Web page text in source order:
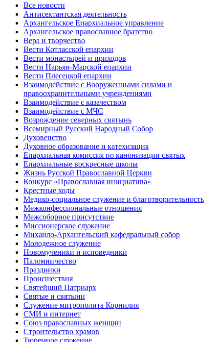
Все новости
Антисектантская деятельность
Архангельское Епархиальное управление
Архангельское православное братство
Вера и творчество
Вести Котласской епархии
Вести монастырей и приходов
Вести Нарьян-Марской епархии
Вести Плесецкой епархии
Взаимодействие с Вооруженными силами и
правоохранительными учреждениями
Взаимодействие с казачеством
Взаимодействие с МЧС
Возрождение северных святынь
Всемирный Русский Народный Собор
Духовенство
Духовное образование и катехизация
Епархиальная комиссия по канонизации святых
Епархиальные воскресные школы
Жизнь Русской Православной Церкви
Конкурс «Православная инициатива»
Крестные ходы
Медико-социальное служение и благотворительность
Межконфессиональные отношения
Межсоборное присутствие
Миссионерское служение
Михаило-Архангельский кафедральный собор
Молодежное служение
Новомученики и исповедники
Паломничество
Праздники
Происшествия
Святейший Патриарх
Святые и святыни
Служение митрополита Корнилия
СМИ и интернет
Союз православных женщин
Строительство храмов
Тюремное служение